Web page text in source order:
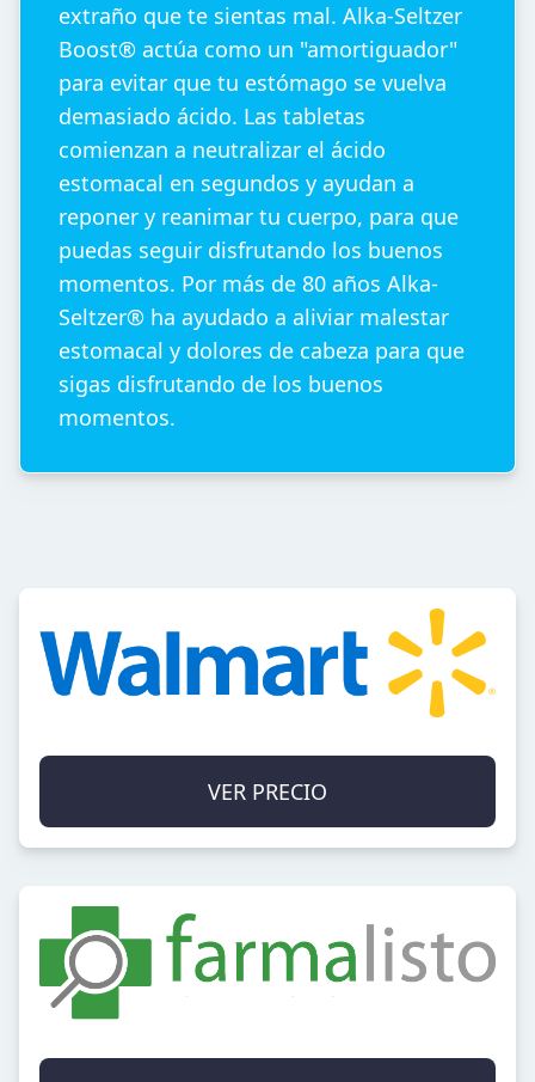
extraño que te sientas mal. Alka-Seltzer
Boost® actúa como un "amortiguador"
para evitar que tu estómago se vuelva
demasiado ácido. Las tabletas
comienzan a neutralizar el ácido
estomacal en segundos y ayudan a
reponer y reanimar tu cuerpo, para que
puedas seguir disfrutando los buenos
momentos. Por más de 80 años Alka-
Seltzer® ha ayudado a aliviar malestar
estomacal y dolores de cabeza para que
sigas disfrutando de los buenos
momentos.
VER PRECIO